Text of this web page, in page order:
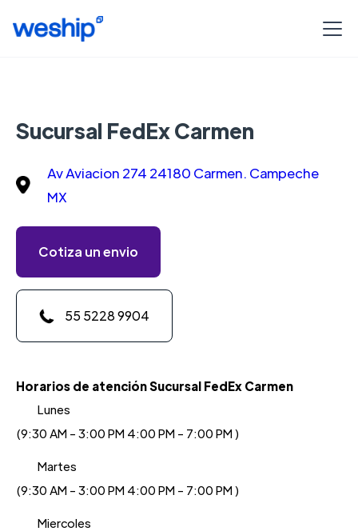
Sucursal FedEx Carmen
Av Aviacion 274 24180 Carmen. Campeche
MX
Cotiza un envio
55 5228 9904
Horarios de atención Sucursal FedEx Carmen
Lunes
(9:30 AM - 3:00 PM 4:00 PM - 7:00 PM )
Martes
(9:30 AM - 3:00 PM 4:00 PM - 7:00 PM )
Miercoles